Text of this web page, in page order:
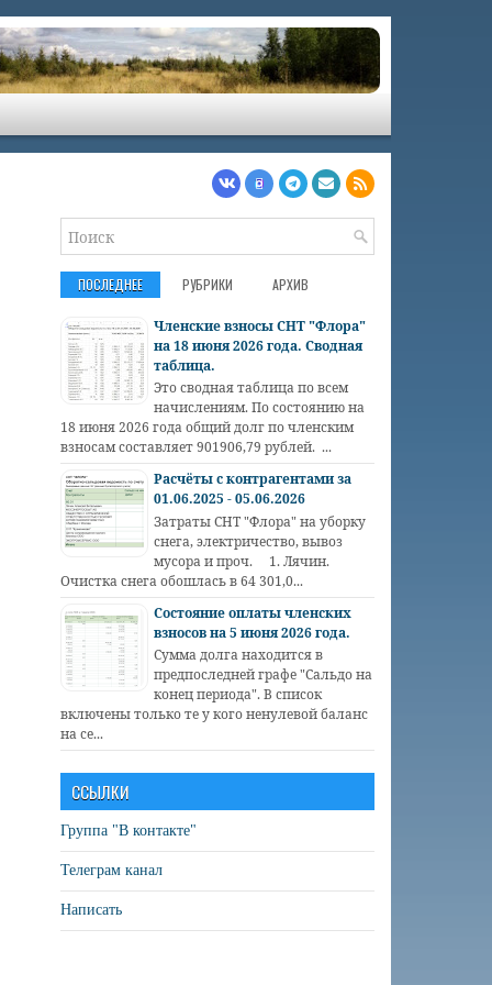
ПОСЛЕДНЕЕ РУБРИКИ АРХИВ
Членские взносы СНТ "Флора"
на 18 июня 2026 года. Сводная
таблица.
Это сводная таблица по всем
начислениям. По состоянию на
18 июня 2026 года общий долг по членским
взносам составляет 901906,79 рублей. ...
Расчёты с контрагентами за
01.06.2025 - 05.06.2026
Затраты СНТ "Флора" на уборку
снега, электричество, вывоз
мусора и проч. 1. Лячин.
Очистка снега обошлась в 64 301,0...
Состояние оплаты членских
взносов на 5 июня 2026 года.
Сумма долга находится в
предпоследней графе "Сальдо на
конец периода". В список
включены только те у кого ненулевой баланс
на се...
ССЫЛКИ
Группа "В контакте"
Телеграм канал
Написать